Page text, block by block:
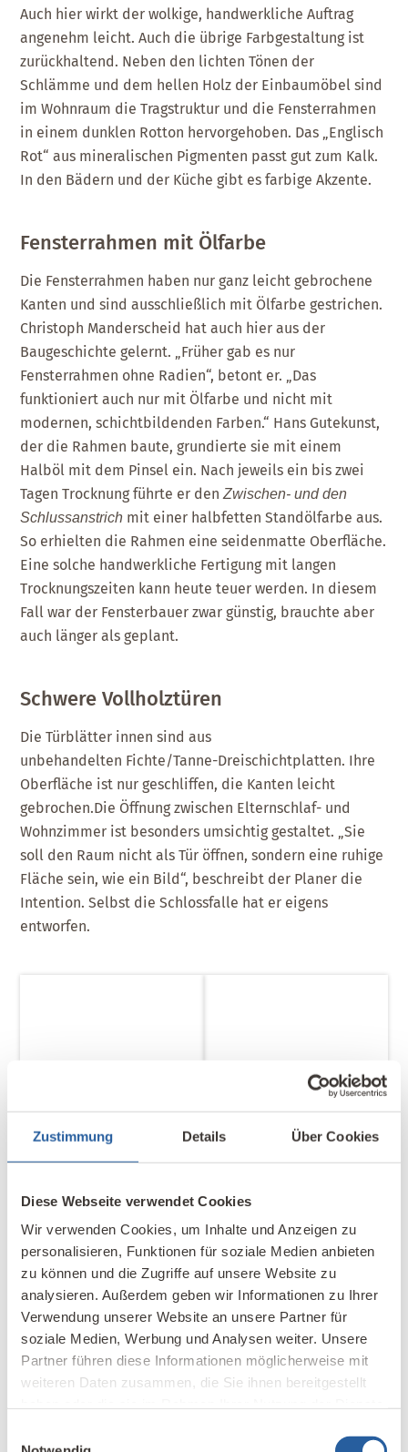
Zustimmung Details Über Cookies
Diese Webseite verwendet Cookies
Wir verwenden Cookies, um Inhalte und Anzeigen zu
personalisieren, Funktionen für soziale Medien anbieten
zu können und die Zugriffe auf unsere Website zu
analysieren. Außerdem geben wir Informationen zu Ihrer
Verwendung unserer Website an unsere Partner für
soziale Medien, Werbung und Analysen weiter. Unsere
Partner führen diese Informationen möglicherweise mit
weiteren Daten zusammen, die Sie ihnen bereitgestellt
Auch hier wirkt der wolkige, handwerkliche Auftrag
angenehm leicht. Auch die übrige Farbgestaltung ist
zurückhaltend. Neben den lichten Tönen der
Schlämme und dem hellen Holz der Einbaumöbel sind
im Wohnraum die Tragstruktur und die Fensterrahmen
in einem dunklen Rotton hervorgehoben. Das „Englisch
Rot“ aus mineralischen Pigmenten passt gut zum Kalk.
In den Bädern und der Küche gibt es farbige Akzente.
Fensterrahmen mit Ölfarbe
Die Fensterrahmen haben nur ganz leicht gebrochene
Kanten und sind ausschließlich mit Ölfarbe gestrichen.
Christoph Manderscheid hat auch hier aus der
Baugeschichte gelernt. „Früher gab es nur
Fensterrahmen ohne Radien“, betont er. „Das
funktioniert auch nur mit Ölfarbe und nicht mit
modernen, schichtbildenden Farben.“ Hans Gutekunst,
der die Rahmen baute, grundierte sie mit einem
Halböl mit dem Pinsel ein. Nach jeweils ein bis zwei
Tagen Trocknung führte er denZwischen- und den
Schlussanstrich mit einer halbfetten Standölfarbe aus.
So erhielten die Rahmen eine seidenmatte Oberfläche.
Eine solche handwerkliche Fertigung mit langen
Trocknungszeiten kann heute teuer werden. In diesem
Fall war der Fensterbauer zwar günstig, brauchte aber
auch länger als geplant.
Schwere Vollholztüren
Die Türblätter innen sind aus
unbehandelten Fichte/Tanne-Dreischichtplatten. Ihre
Oberfläche ist nur geschliffen, die Kanten leicht
gebrochen.Die Öffnung zwischen Elternschlaf- und
Wohnzimmer ist besonders umsichtig gestaltet. „Sie
soll den Raum nicht als Tür öffnen, sondern eine ruhige
Fläche sein, wie ein Bild“, beschreibt der Planer die
Intention. Selbst die Schlossfalle hat er eigens
entworfen.
1 2
1 Grundriss
2 Ansicht
3 Schnitt
4 Lageplan